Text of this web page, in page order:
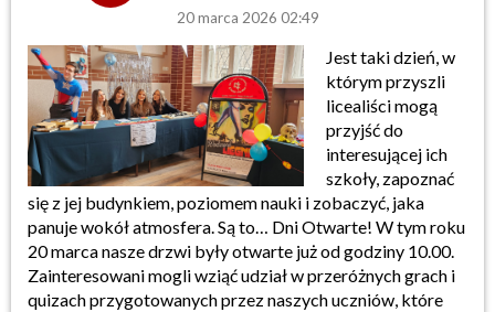
20 marca 2026 02:49
Jest taki dzień, w
którym przyszli
licealiści mogą
przyjść do
interesującej ich
szkoły, zapoznać
się z jej budynkiem, poziomem nauki i zobaczyć, jaka
panuje wokół atmosfera. Są to… Dni Otwarte! W tym roku
20 marca nasze drzwi były otwarte już od godziny 10.00.
Zainteresowani mogli wziąć udział w przeróżnych grach i
quizach przygotowanych przez naszych uczniów, które